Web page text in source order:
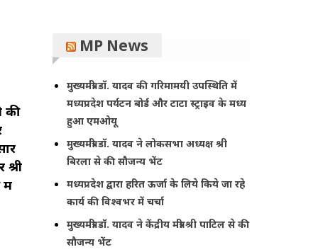
की
में
MP News
मुख्यमंत्री डॉ. यादव की गरिमामयी उपस्थिति में
मध्यप्रदेश पर्यटन बोर्ड और टाटा स्ट्राइव के मध्य
हुआ एमओयू
मुख्यमंत्री डॉ. यादव ने लोकसभा अध्यक्ष श्री
बिरला से की सौजन्य भेंट
मध्यप्रदेश द्वारा हरित ऊर्जा के लिये किये जा रहे
कार्य की विश्वभर में चर्चा
मुख्यमंत्री डॉ. यादव ने केंद्रीय मंत्री श्री पाटिल से की
सौजन्य भेंट